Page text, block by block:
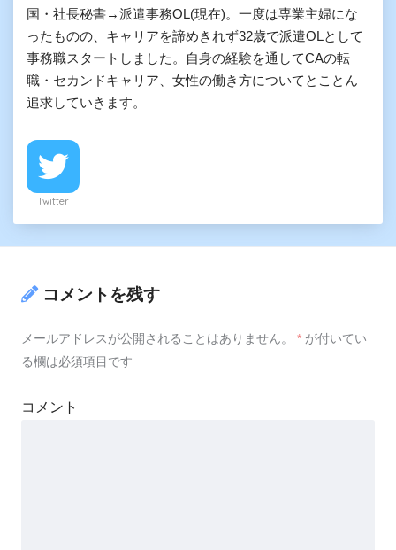
国・社長秘書→派遣事務OL(現在)。一度は専業主婦にな
ったものの、キャリアを諦めきれず32歳で派遣OLとして
事務職スタートしました。自身の経験を通してCAの転
職・セカンドキャリア、女性の働き方についてとことん
追求していきます。
Twitter
コメントを残す
メールアドレスが公開されることはありません。 * が付いてい
る欄は必須項目です
コメント